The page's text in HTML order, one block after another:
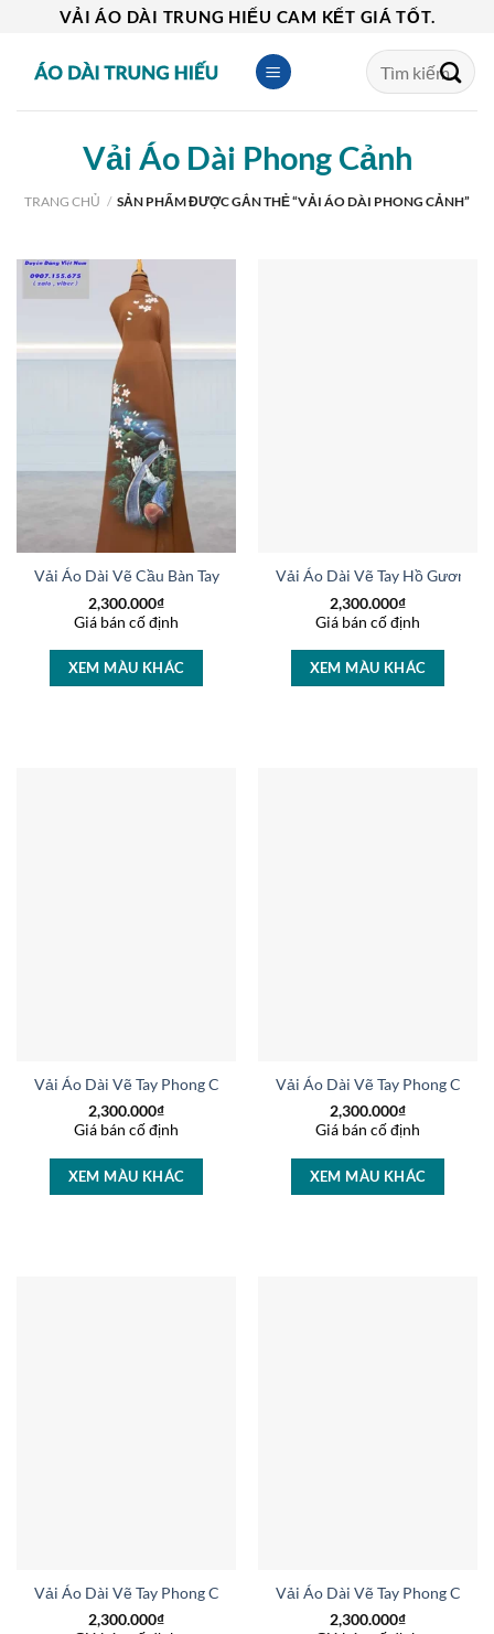
content
VẢI ÁO DÀI TRUNG HIẾU CAM KẾT GIÁ TỐT.
Tìm
kiếm:
Vải Áo Dài Phong Cảnh
TRANG CHỦ / SẢN PHẨM ĐƯỢC GẮN THẺ “VẢI ÁO DÀI PHONG CẢNH”
Vải Áo Dài Vẽ Cầu Bàn Tay Ba Na Thiết Kế 2024 AD V32330
2,300.000₫
Giá bán cố định
XEM MÀU KHÁC
Vải Áo Dài Vẽ Tay Hồ Gươm
2,300.000₫
Giá bán cố định
XEM MÀU KHÁC
Vải Áo Dài Vẽ Tay Phong Cảnh Vừa Ra AD V15457
2,300.000₫
Giá bán cố định
XEM MÀU KHÁC
Vải Áo Dài Vẽ Tay Phong Cảnh
2,300.000₫
Giá bán cố định
XEM MÀU KHÁC
Vải Áo Dài Vẽ Tay Phong Cảnh Kiểu Mới AD V14732
2,300.000₫
Vải Áo Dài Vẽ Tay Phong
2,300.000₫